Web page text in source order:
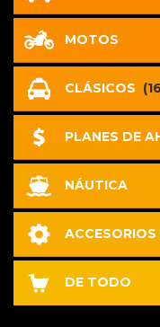
MOTOS
CLÁSICOS
PLANES DE
NÁUTICA
DE TODO